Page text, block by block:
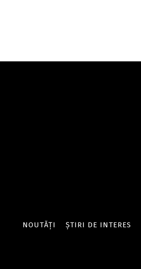
NOUTĂȚI ȘTIRI DE INTERES